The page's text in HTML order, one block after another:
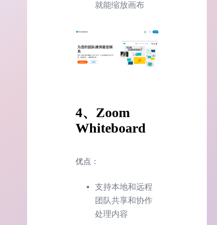
就能缩放画布
4、Zoom
Whiteboard
优点：
支持本地和远程
团队共享和协作
处理内容